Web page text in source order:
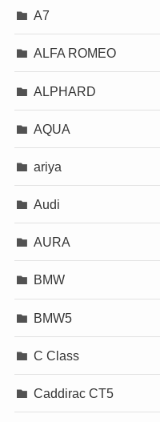
A7
ALFA ROMEO
ALPHARD
AQUA
ariya
Audi
AURA
BMW
BMW5
C Class
Caddirac CT5